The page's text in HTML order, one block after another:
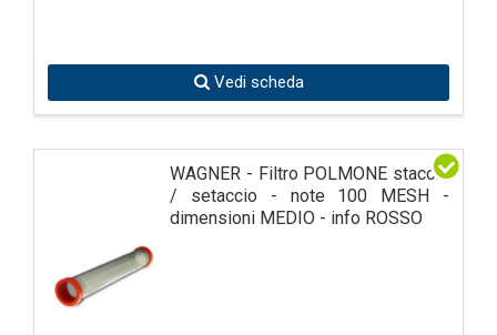
Vedi scheda
WAGNER - Filtro POLMONE staccio
/ setaccio - note 100 MESH -
dimensioni MEDIO - info ROSSO